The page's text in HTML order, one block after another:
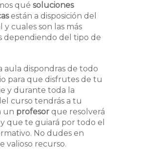
qué soluciones
están a disposición del
y cuales son las más
dependiendo del tipo de
aula dispondras de todo
para que disfrutes de tu
y durante toda la
curso tendrás a tu
un profesor que resolverá
que te guiará por todo el
No dudes en
valioso recurso.